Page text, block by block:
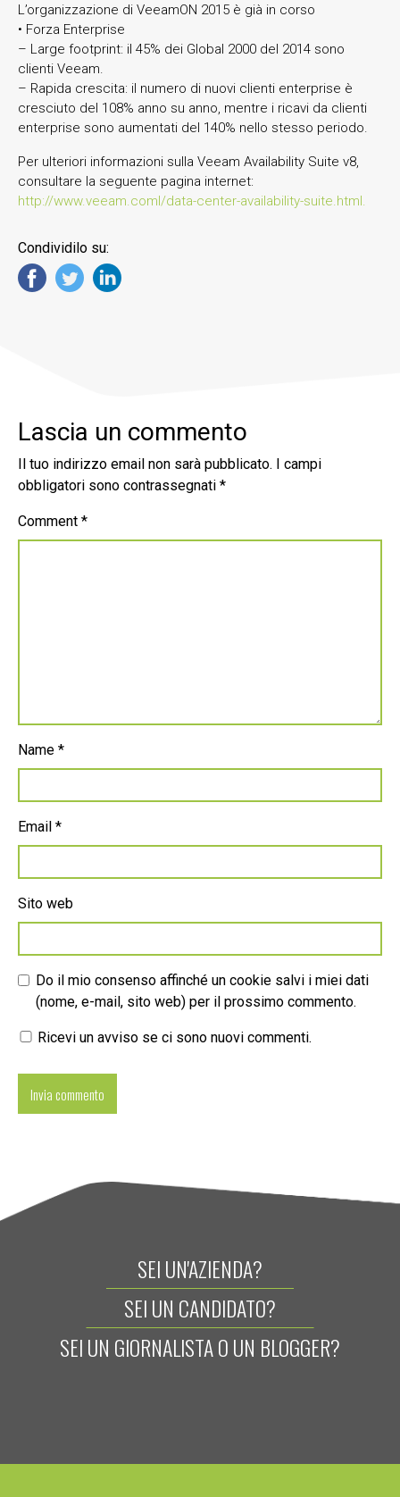
L’organizzazione di VeeamON 2015 è già in corso
• Forza Enterprise
– Large footprint: il 45% dei Global 2000 del 2014 sono
clienti Veeam.
– Rapida crescita: il numero di nuovi clienti enterprise è
cresciuto del 108% anno su anno, mentre i ricavi da clienti
enterprise sono aumentati del 140% nello stesso periodo.
Per ulteriori informazioni sulla Veeam Availability Suite v8,
consultare la seguente pagina internet:
http://www.veeam.coml/data-center-availability-suite.html.
Condividilo su:
Lascia un commento
Il tuo indirizzo email non sarà pubblicato.
I campi
obbligatori sono contrassegnati *
Comment *
Name *
Email *
Sito web
Do il mio consenso affinché un cookie salvi i miei dati
(nome, e-mail, sito web) per il prossimo commento.
Ricevi un avviso se ci sono nuovi commenti.
SEI UN'AZIENDA?
SEI UN CANDIDATO?
SEI UN GIORNALISTA O UN BLOGGER?